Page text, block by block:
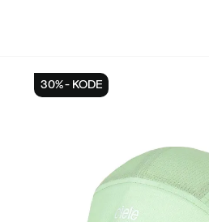
30% - KODE